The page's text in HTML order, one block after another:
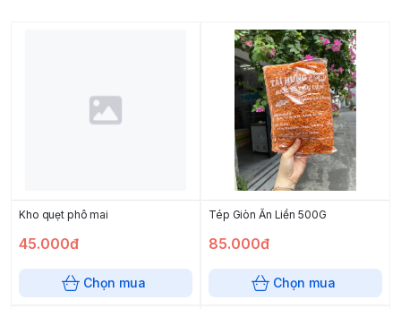
Kho quẹt phô mai
45.000đ
Chọn mua
Tép Giòn Ăn Liền 500G
85.000đ
Chọn mua